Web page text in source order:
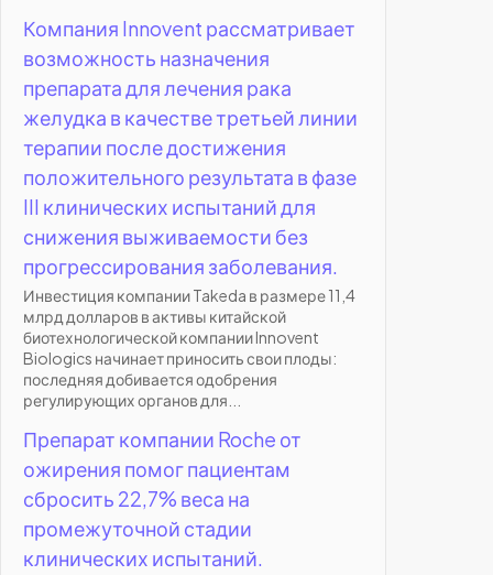
Компания Innovent рассматривает
возможность назначения
препарата для лечения рака
желудка в качестве третьей линии
терапии после достижения
положительного результата в фазе
III клинических испытаний для
снижения выживаемости без
прогрессирования заболевания.
Инвестиция компании Takeda в размере 11,4
млрд долларов в активы китайской
биотехнологической компании Innovent
Biologics начинает приносить свои плоды:
последняя добивается одобрения
регулирующих органов для...
Препарат компании Roche от
ожирения помог пациентам
сбросить 22,7% веса на
промежуточной стадии
клинических испытаний.